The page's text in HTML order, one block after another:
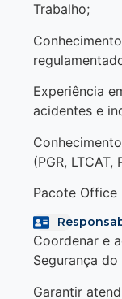
Trabalho;
Experiência
acidentes e
(PGR,
Pacote Office
Coordenar e
Segurança
Garantir